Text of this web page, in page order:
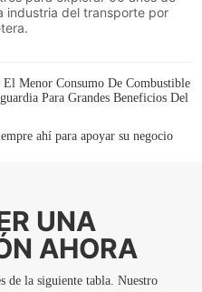
Menor Consumo De Combustible
Para Grandes Beneficios Del
ahí para apoyar su negocio
UNA
AHORA
de la siguiente tabla. Nuestro